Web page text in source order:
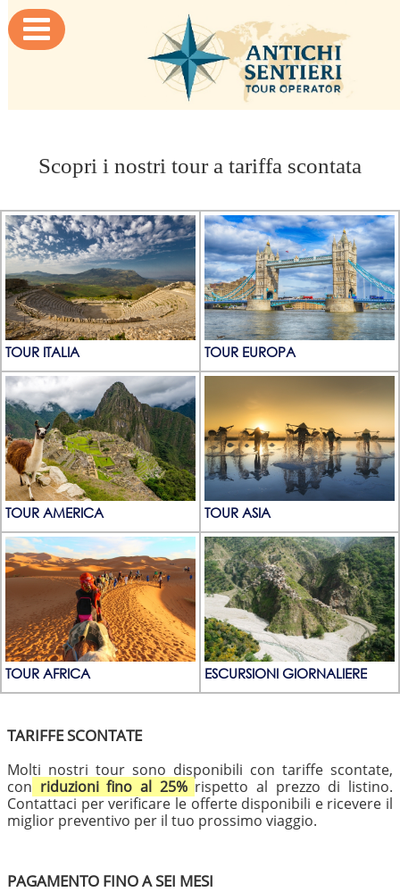

Scopri i nostri tour a tariffa scontata
TOUR ITALIA TOUR EUROPA
TOUR AMERICA TOUR ASIA
TOUR AFRICA ESCURSIONI GIORNALIERE
TARIFFE SCONTATE
Molti nostri tour sono disponibili con tariffe scontate,
con riduzioni fino al 25% rispetto al prezzo di listino.
Contattaci per verificare le offerte disponibili e ricevere il
miglior preventivo per il tuo prossimo viaggio.
PAGAMENTO FINO A SEI MESI